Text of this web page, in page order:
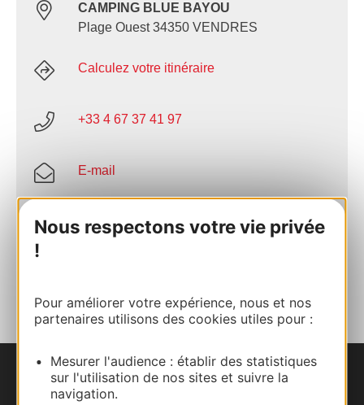
Nous respectons votre vie privée
!
Pour améliorer votre expérience, nous et nos
partenaires utilisons des cookies utiles pour :
Mesurer l'audience : établir des statistiques
sur l'utilisation de nos sites et suivre la
navigation.
CAMPING BLUE BAYOU
Plage Ouest 34350 VENDRES
Calculez votre itinéraire
+33 4 67 37 41 97
E-mail
Site internet
Nous contacter